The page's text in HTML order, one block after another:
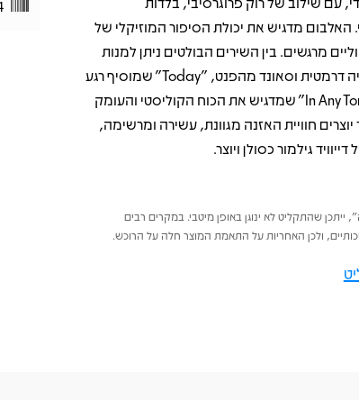
האלבום מדגיש את יכולת הסיפור המוזיקלי של
מרגשים. בין השירים הבולטים ניתן למנות
את "Rattle That Lock" שמציג אנרגיה דרמטית וסאונד מהפנט, "Today" שמוסיף רגע
של רגש ומלודיה נוגעת ללב, ו-"In Any Tongue" שמדגיש את הכוח הקוליסטי והעומק
חוויית האזנה מגוונת, עשירה ומרשימה,
גילמור כסולן ויוצר.
שהתקליט לא ינוגן באופן מיטבי. במקרים רבים
ולכן האחריות על התאמת המוצר חלה על הרוכש.